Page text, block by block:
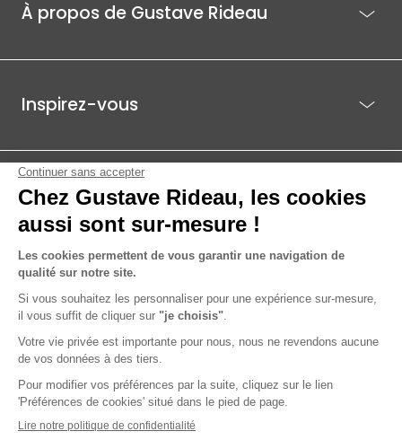
À propos de Gustave Rideau
Inspirez-vous
Je suis déjà client
Gustave Rideau pour les pros
© 2026 Gustave Rideau
ACTI EST - PARC ÉCO 85.1, ROUTE DE BEAUTOUR - 85036 LA ROCHE-
SUR-YON CEDEX